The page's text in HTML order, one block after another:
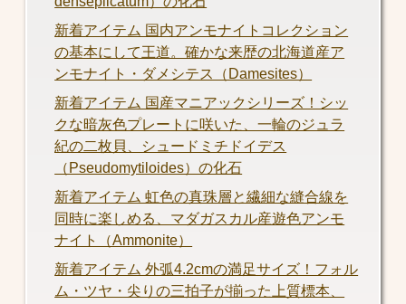
新着アイテム 国内アンモナイトコレクション
の基本にして王道。確かな来歴の北海道産ア
ンモナイト・ダメシテス（Damesites）
新着アイテム 国産マニアックシリーズ！シッ
クな暗灰色プレートに咲いた、一輪のジュラ
紀の二枚貝、シュードミチドイデス
（Pseudomytiloides）の化石
新着アイテム 虹色の真珠層と繊細な縫合線を
同時に楽しめる、マダガスカル産遊色アンモ
ナイト（Ammonite）
新着アイテム 外弧4.2cmの満足サイズ！フォル
ム・ツヤ・尖りの三拍子が揃った上質標本、